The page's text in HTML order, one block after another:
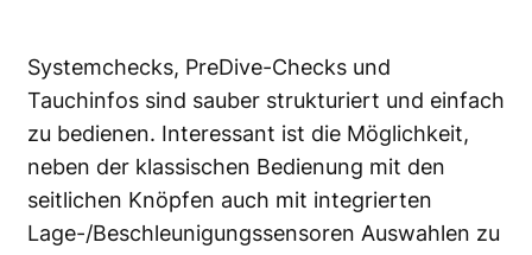
Systemchecks, PreDive-Checks und
Tauchinfos sind sauber strukturiert und einfach
zu bedienen. Interessant ist die Möglichkeit,
neben der klassischen Bedienung mit den
seitlichen Knöpfen auch mit integrierten
Lage-/Beschleunigungssensoren Auswahlen zu